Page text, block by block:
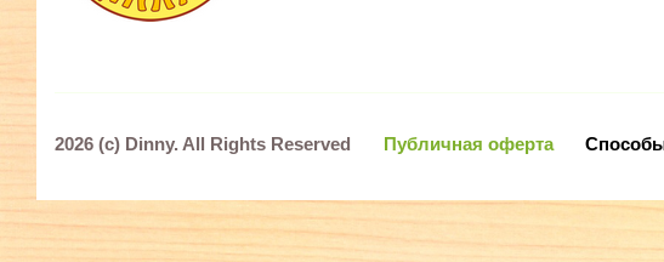
2026 (c) Dinny. All Rights Reserved Публичная оферта